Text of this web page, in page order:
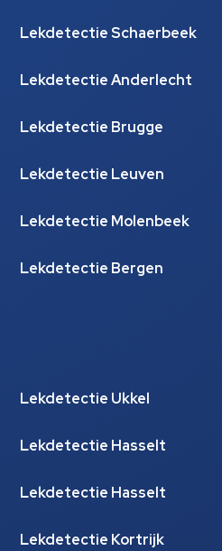
Lekdetectie Schaerbeek
Lekdetectie Anderlecht
Lekdetectie Brugge
Lekdetectie Leuven
Lekdetectie Molenbeek
Lekdetectie Bergen
Lekdetectie Ukkel
Lekdetectie Hasselt
Lekdetectie Hasselt
Lekdetectie Kortrijk